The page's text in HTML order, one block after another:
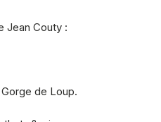
Jean Couty :
Gorge de Loup.